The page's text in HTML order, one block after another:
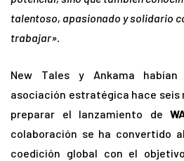
talentoso, apasionado y solidario
trabajar».
New Tales y Ankama
asociación estratégica hace seis
preparar el lanzamiento de
colaboración se ha convertido
coedición global con el